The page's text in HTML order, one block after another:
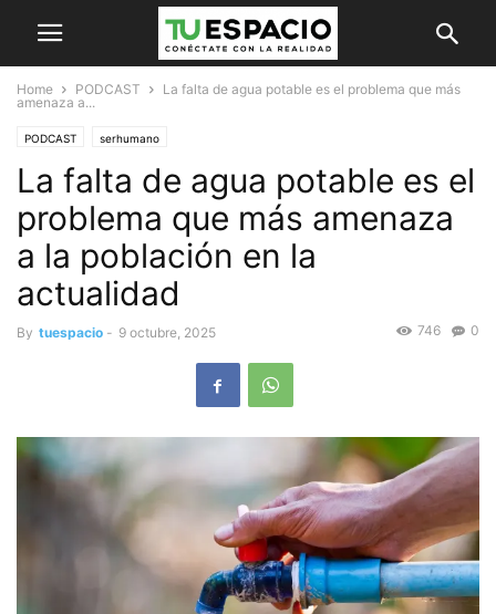
Home PODCAST
La falta de agua potable es el problema que más
amenaza a...
PODCAST serhumano
La falta de agua potable es el
problema que más amenaza
a la población en la
actualidad
By tuespacio - 9 octubre, 2025 0
746